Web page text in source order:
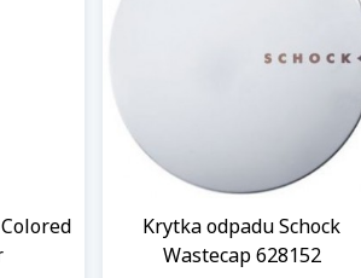
Krytka odpadu Schock
Wastecap 628152